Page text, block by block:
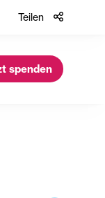
Teilen
spenden